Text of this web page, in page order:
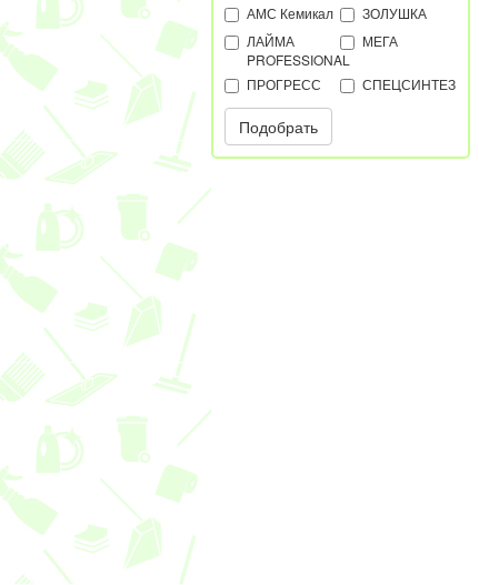
АМС Кемикал
ЗОЛУШКА
ЛАЙМА
PROFESSIONAL
МЕГА
ПРОГРЕСС СПЕЦСИНТЕЗ
Подобрать